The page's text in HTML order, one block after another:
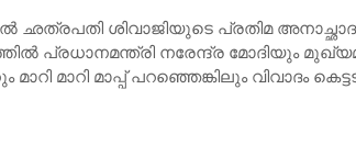
ഛത്രപതി ശിവാജിയുടെ പ്രതിമ
പ്രധാനമന്ത്രി നരേന്ദ്ര മോദിയും
മാറി മാപ്പ് പറഞ്ഞെങ്കിലും വിവാദം